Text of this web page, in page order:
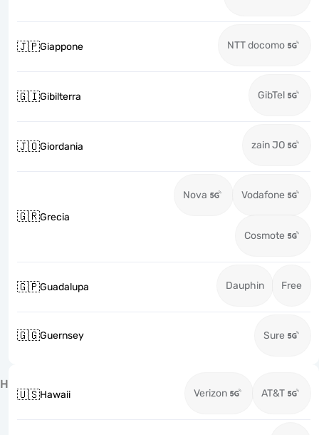
🇯🇵Giappone NTT docomo
🇬🇮Gibilterra GibTel
🇯🇴Giordania zain JO
🇬🇷Grecia
Nova Vodafone
Cosmote
🇬🇵Guadalupa Dauphin Free
🇬🇬Guernsey Sure
H
🇺🇸Hawaii Verizon AT&T